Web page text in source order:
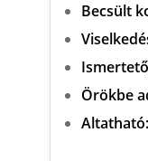
Becsült
Örökbe
Altatható: